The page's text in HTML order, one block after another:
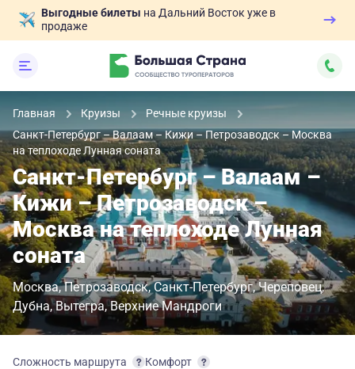
Выгодные билеты на Дальний Восток уже в
продаже
Главная Круизы
Речные круизы
Санкт-Петербург – Валаам – Кижи – Петрозаводск – Москва
на теплоходе Лунная соната
Санкт-Петербург – Валаам –
Кижи – Петрозаводск –
Москва на теплоходе Лунная
соната
Москва Петрозаводск Санкт-Петербург Череповец
Дубна Вытегра Верхние Мандроги
Сложность маршрута Комфорт